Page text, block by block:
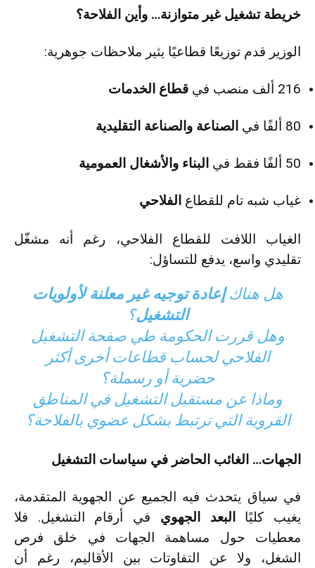
خريطة تشغيل غير متوازنة… وأين الفلاحة؟
الوزير قدم توزيعًا قطاعيًا يثير ملاحظات جوهرية:
216 ألف منصب في قطاع الخدمات
80 ألفًا في الصناعة والصناعة التقليدية
50 ألفًا فقط في البناء والأشغال العمومية
غياب شبه تام للقطاع الفلاحي
الغياب اللافت للقطاع الفلاحي، رغم أنه مشغّل
تقليدي واسع، يدفع للتساؤل:
هل هناكإعادة توجيه غير معلنة لأولويات
التشغيل؟
وهل قررت الحكومة طي صفحة التشغيل
الفلاحي لحساب قطاعات أخرى أكثر
حضرية أو رسملة؟
وماذا عن مستقبل التشغيل في المناطق
القروية التي ترتبط بشكل عضوي بالفلاحة؟
الجهات… الغائب الحاضر في سياسات التشغيل
في سياق يتحدث فيه الجميع عن الجهوية المتقدمة،
يغيب كليًا
البعد الجهوي في أرقام التشغيل. فلا
معطيات حول مساهمة الجهات في خلق فرص
الشغل، ولا عن التفاوتات بين الأقاليم، رغم أن